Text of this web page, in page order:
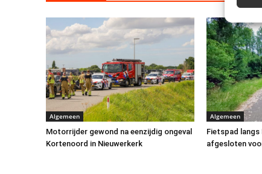
Algemeen
Motorrijder gewond na eenzijdig ongeval
Kortenoord in Nieuwerkerk
Algemeen
Fietspad langs
afgesloten